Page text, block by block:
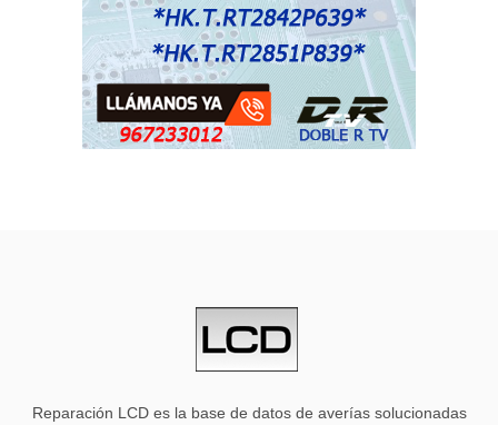
Reparación LCD es la base de datos de averías solucionadas